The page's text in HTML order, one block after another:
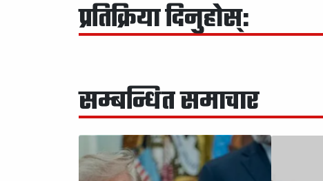
प्रतिक्रिया दिनुहोस्:
सम्बन्धित समाचार